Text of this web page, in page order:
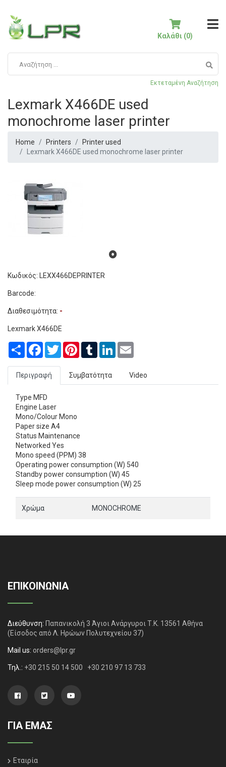
Εκτεταμένη Αναζήτηση
Καλάθι (0)
Lexmark X466DE used
monochrome laser printer
Home Printers
Printer used
Lexmark X466DE used monochrome laser printer
Κωδικός: LEXX466DΕPRINTER
Barcode:
Διαθεσιμότητα: -
Lexmark X466DE
Share Facebook
TwitterPinterestTumblrLinkedIn
Περιγραφή Συμβατότητα Video
Type MFD
Engine Laser
Mono/Colour Mono
Paper size A4
Status Maintenance
Networked Yes
Mono speed (PPM) 38
Operating power consumption (W) 540
Standby power consumption (W) 45
Sleep mode power consumption (W) 25
Χρώμα MONOCHROME
ΕΠΙΚΟΙΝΩΝΙΑ
Διεύθυνση: Παπανικολή 3 Άγιοι Ανάργυροι Τ.Κ. 13561 Αθήνα
(Είσοδος από Λ. Ηρώων Πολυτεχνείου 37)
Mail us: orders@lpr.gr
Τηλ.: +30 215 50 14 500 +30 210 97 13 733
ΓΙΑ ΕΜΑΣ
Εταιρία